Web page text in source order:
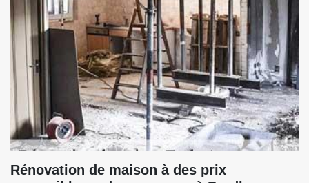
Rénovation de maison à des prix